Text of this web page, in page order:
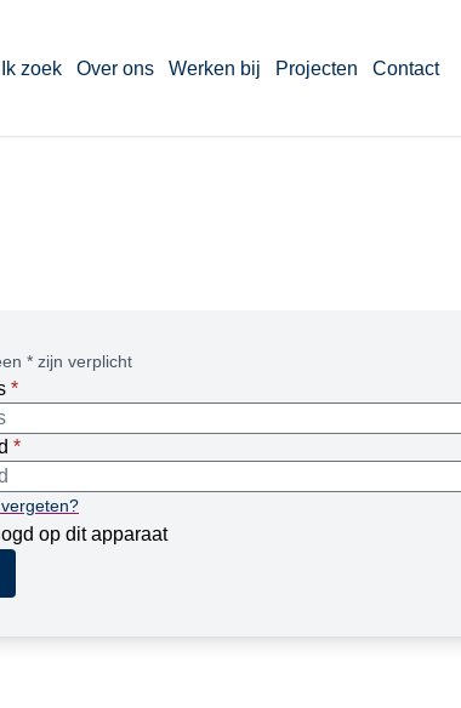
Ik zoek Over ons Werken bij Projecten Contact
* zijn verplicht
*
*
op dit apparaat